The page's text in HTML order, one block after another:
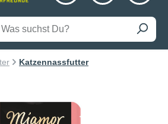
Katzennassfutter